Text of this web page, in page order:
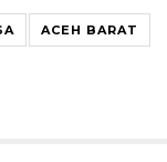
ACEH BARAT